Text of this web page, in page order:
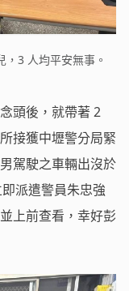
3 人均平安無事。
頭後，就帶著 2
接獲中壢警分局緊
駕駛之車輛出沒於
派遣警員朱忠強
上前查看，幸好彭